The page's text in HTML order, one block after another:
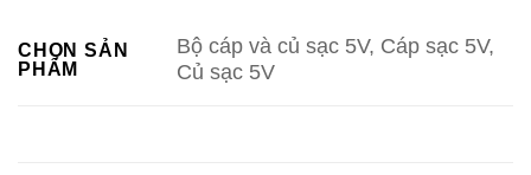
CHỌN SẢN
PHẨM
Bộ cáp và củ sạc 5V, Cáp sạc 5V,
Củ sạc 5V